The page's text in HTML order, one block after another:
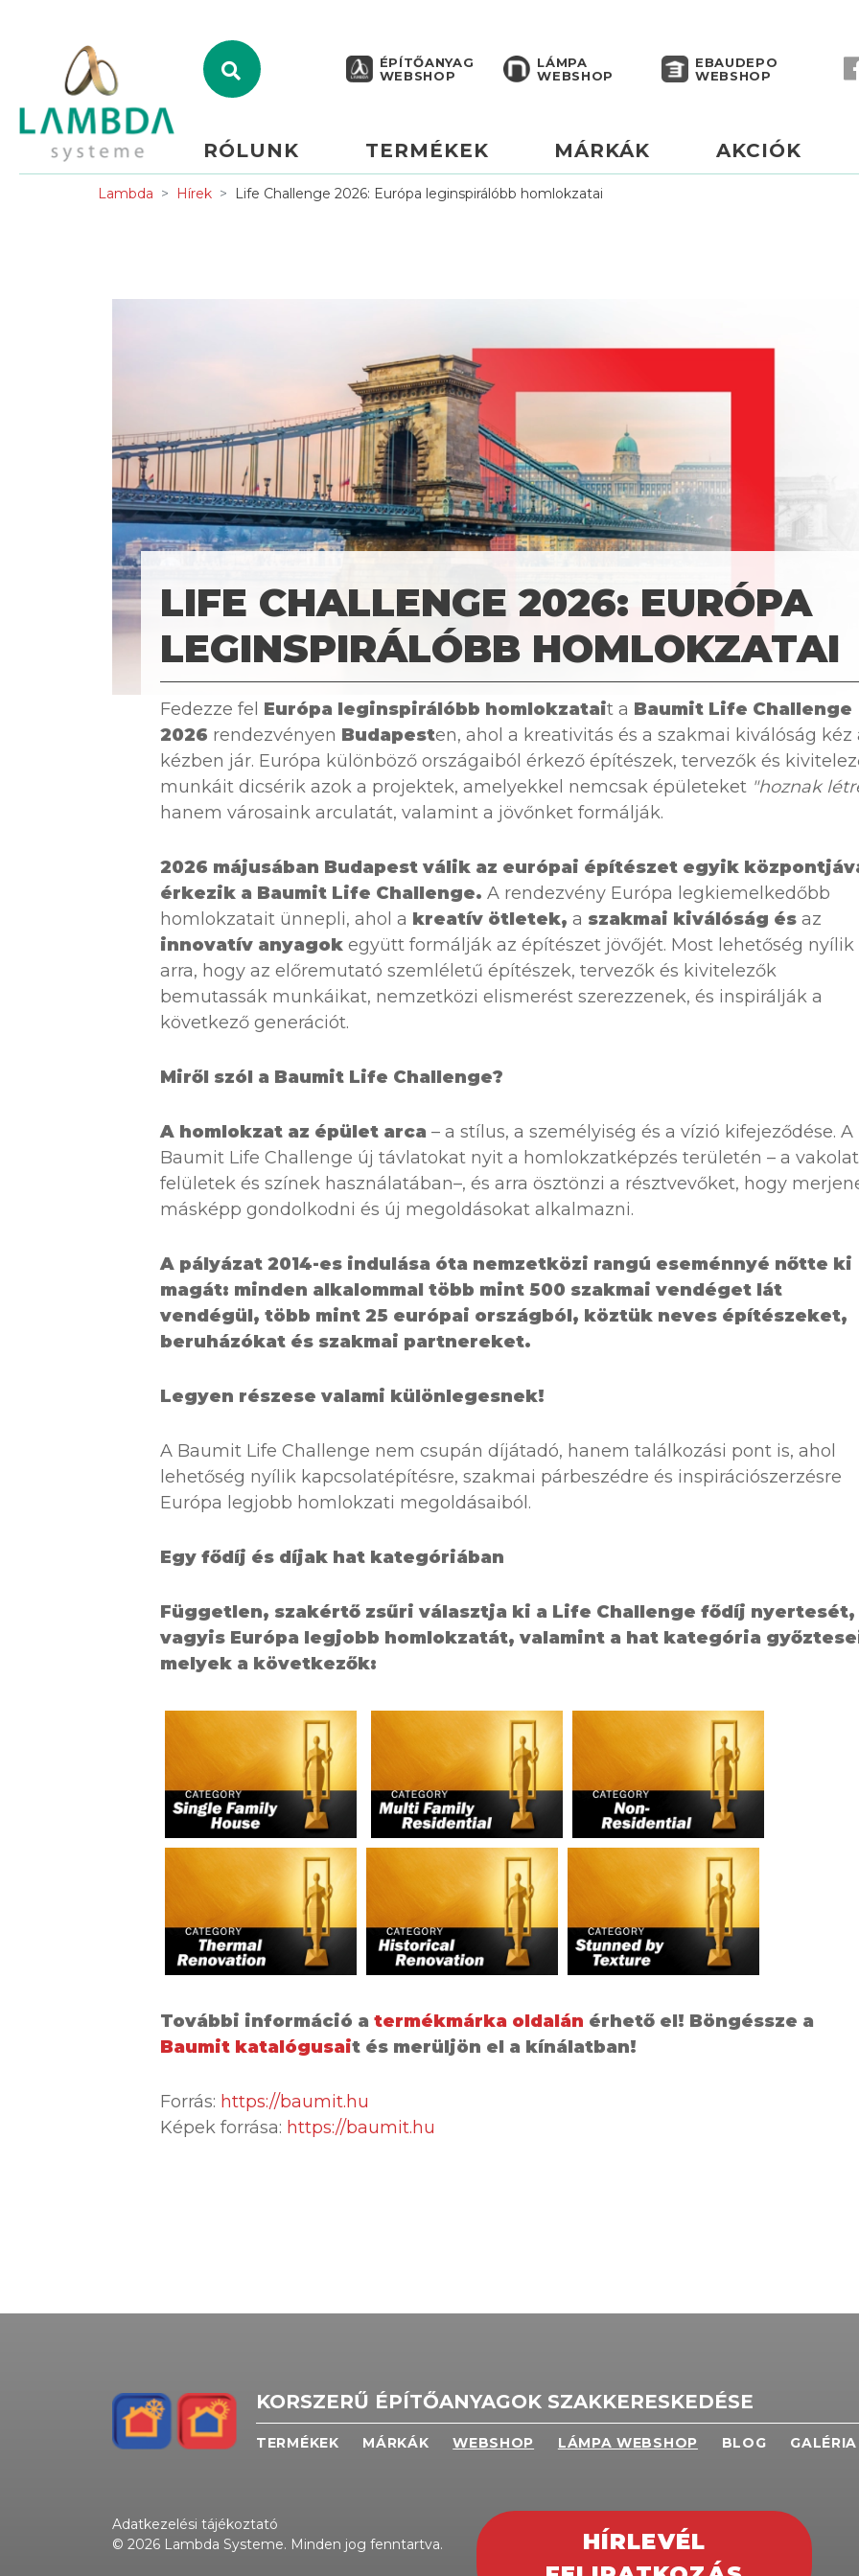
ÉPÍTŐANYAG
WEBSHOP
LÁMPA
WEBSHOP
EBAUDEPO
WEBSHOP
RÓLUNK TERMÉKEK MÁRKÁK AKCIÓK
Lambda Hírek Life Challenge 2026: Európa leginspirálóbb homlokzatai
LIFE CHALLENGE 2026: EURÓPA
LEGINSPIRÁLÓBB HOMLOKZATAI
Fedezze fel Európa leginspirálóbb homlokzatait a Baumit Life Challenge
2026 rendezvényen Budapesten, ahol a kreativitás és a szakmai kiválóság kéz
kézben jár. Európa különböző országaiból érkező építészek, tervezők és
munkáit dicsérik azok a projektek, amelyekkel nemcsak épületeket "hoznak
hanem városaink arculatát, valamint a jövőnket formálják.
2026 májusában Budapest válik az európai építészet egyik
érkezik a Baumit Life Challenge. A rendezvény Európa legkiemelkedőbb
homlokzatait ünnepli, ahol a kreatív ötletek, a szakmai kiválóság és az
innovatív anyagok együtt formálják az építészet jövőjét. Most lehetőség nyílik
arra, hogy az előremutató szemléletű építészek, tervezők és kivitelezők
bemutassák munkáikat, nemzetközi elismerést szerezzenek, és inspirálják a
következő generációt.
Miről szól a Baumit Life Challenge?
A homlokzat az épület arca – a stílus, a személyiség és a vízió kifejeződése. A
Baumit Life Challenge új távlatokat nyit a homlokzatképzés területén – a
felületek és színek használatában–, és arra ösztönzi a résztvevőket, hogy
másképp gondolkodni és új megoldásokat alkalmazni.
A pályázat 2014-es indulása óta nemzetközi rangú eseménnyé nőtte ki
magát: minden alkalommal több mint 500 szakmai vendéget lát
vendégül, több mint 25 európai országból, köztük neves építészeket,
beruházókat és szakmai partnereket.
Legyen részese valami különlegesnek!
A Baumit Life Challenge nem csupán díjátadó, hanem találkozási pont is, ahol
lehetőség nyílik kapcsolatépítésre, szakmai párbeszédre és inspirációszerzésre
Európa legjobb homlokzati megoldásaiból.
Egy fődíj és díjak hat kategóriában
Független, szakértő zsűri választja ki a Life Challenge fődíj nyertesét,
vagyis Európa legjobb homlokzatát, valamint a hat kategória
melyek a következők:
További információ a termékmárka oldalán érhető el! Böngéssze a
Baumit katalógusait és merüljön el a kínálatban!
Forrás: https://baumit.hu
Képek forrása: https://baumit.hu
KORSZERŰ ÉPÍTŐANYAGOK SZAKKERESKEDÉSE
TERMÉKEK MÁRKÁK WEBSHOP LÁMPA WEBSHOP BLOG GALÉRIA
Adatkezelési tájékoztató
© 2026 Lambda Systeme. Minden jog fenntartva.
HÍRLEVÉL